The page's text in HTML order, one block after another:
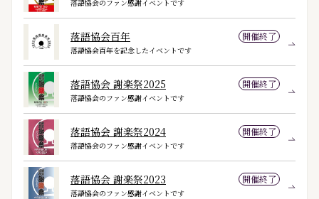
落語協会のファン感謝イベントです
落語協会百年 開催終了
落語協会百年を記念したイベントです
落語協会 謝楽祭2025 開催終了
落語協会のファン感謝イベントです
落語協会 謝楽祭2024 開催終了
落語協会のファン感謝イベントです
落語協会 謝楽祭2023 開催終了
落語協会のファン感謝イベントです